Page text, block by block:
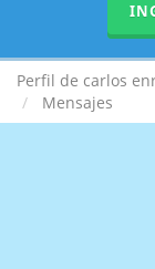
Perfil de carlos
Mensajes